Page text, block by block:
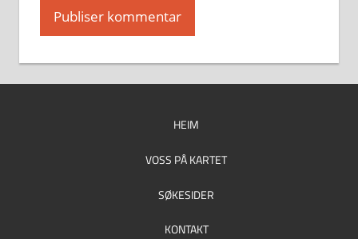
HEIM
VOSS PÅ KARTET
SØKESIDER
KONTAKT